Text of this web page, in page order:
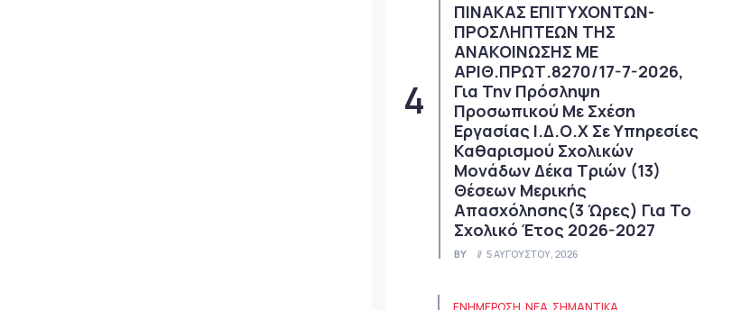
ΠΙΝΑΚΑΣ ΕΠΙΤΥΧΟΝΤΩΝ-
ΠΡΟΣΛΗΠΤΕΩΝ ΤΗΣ
ΑΝΑΚΟΙΝΩΣΗΣ ΜΕ
ΑΡΙΘ.ΠΡΩΤ.8270/17-7-2026,
Για Την Πρόσληψη
Προσωπικού Με Σχέση
Εργασίας Ι.Δ.Ο.Χ Σε Υπηρεσίες
Καθαρισμού Σχολικών
Μονάδων Δέκα Τριών (13)
Θέσεων Μερικής
Απασχόλησης(3 Ώρες) Για Το
Σχολικό Έτος 2026-2027
BY 5 ΑΥΓΟΎΣΤΟΥ, 2026
ΕΝΗΜΕΡΩΣΗ ΝΈΑ ΣΗΜΑΝΤΙΚΆ